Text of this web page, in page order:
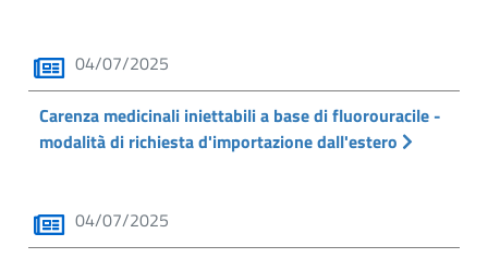
04/07/2025
Carenza medicinali iniettabili a base di fluorouracile -
modalità di richiesta d'importazione dall'estero
04/07/2025